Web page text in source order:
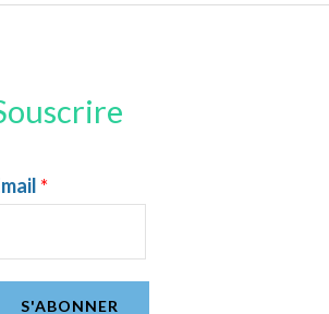
*
S'ABONNER